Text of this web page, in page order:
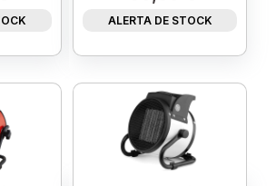
ALERTA DE STOCK